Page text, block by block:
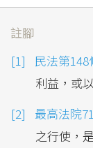
註腳
民法第148
利益，或
最高法院
之行使，